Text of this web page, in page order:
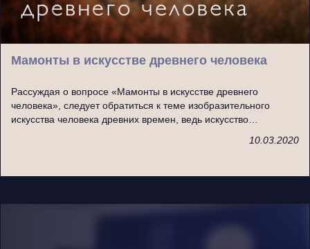
Мамонты в искусстве древнего человека
Рассуждая о вопросе «Мамонты в искусстве древнего
человека», следует обратиться к теме изобразительного
искусства человека древних времен, ведь искусство…
10.03.2020